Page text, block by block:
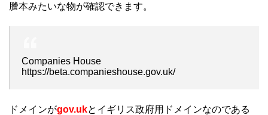
謄本みたいな物が確認できます。
Companies House
https://beta.companieshouse.gov.uk/
ドメインがgov.ukとイギリス政府用ドメインなのである